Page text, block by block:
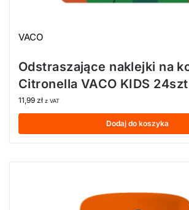
VACO
Odstraszające naklejki na
Citronella VACO KIDS 24szt
11,99 zł z VAT
Dodaj do koszyka